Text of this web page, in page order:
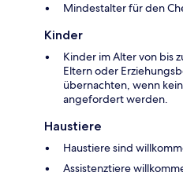
Mindestalter für den
Kinder
Kinder im Alter von bis
Eltern oder
übernachten, wenn
angefordert werden.
Haustiere
Haustiere sind
Assistenztiere